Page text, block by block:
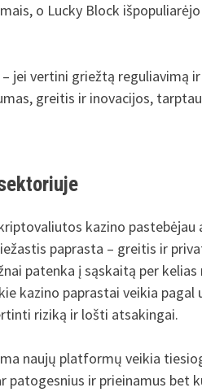
o Lucky Block
jei vertini griežtą reguliavimą
greitis ir inovacijos,
kazino pastebėjau
paprasta – greitis ir
patenka į sąskaitą per kelias
kazino paprastai veikia pagal
riziką ir lošti atsakingai.
naujų platformų veikia
ir prieinamus bet